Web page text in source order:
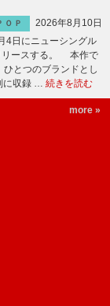
ＯＰ
2026年8月10日
4日にニューシングル
リースする。 本作で
とつのブランドとし
に収録 … 続きを読む
more »